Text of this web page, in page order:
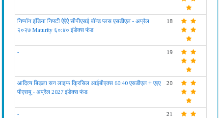
निप्पॉन इंडिया निफ्टी ऐऐऐ सीपीएसई बॉन्ड प्लस एसडीएल - अप्रैल
२०२७ Maturity ६०:४० इंडेक्स फंड
18
- 19
आदित्य बिड़ला सन लाइफ क्रिसिल आईबीएक्स 60:40 एसडीएल + एएए
पीएसयू - अप्रैल 2027 इंडेक्स फंड
20
- 21